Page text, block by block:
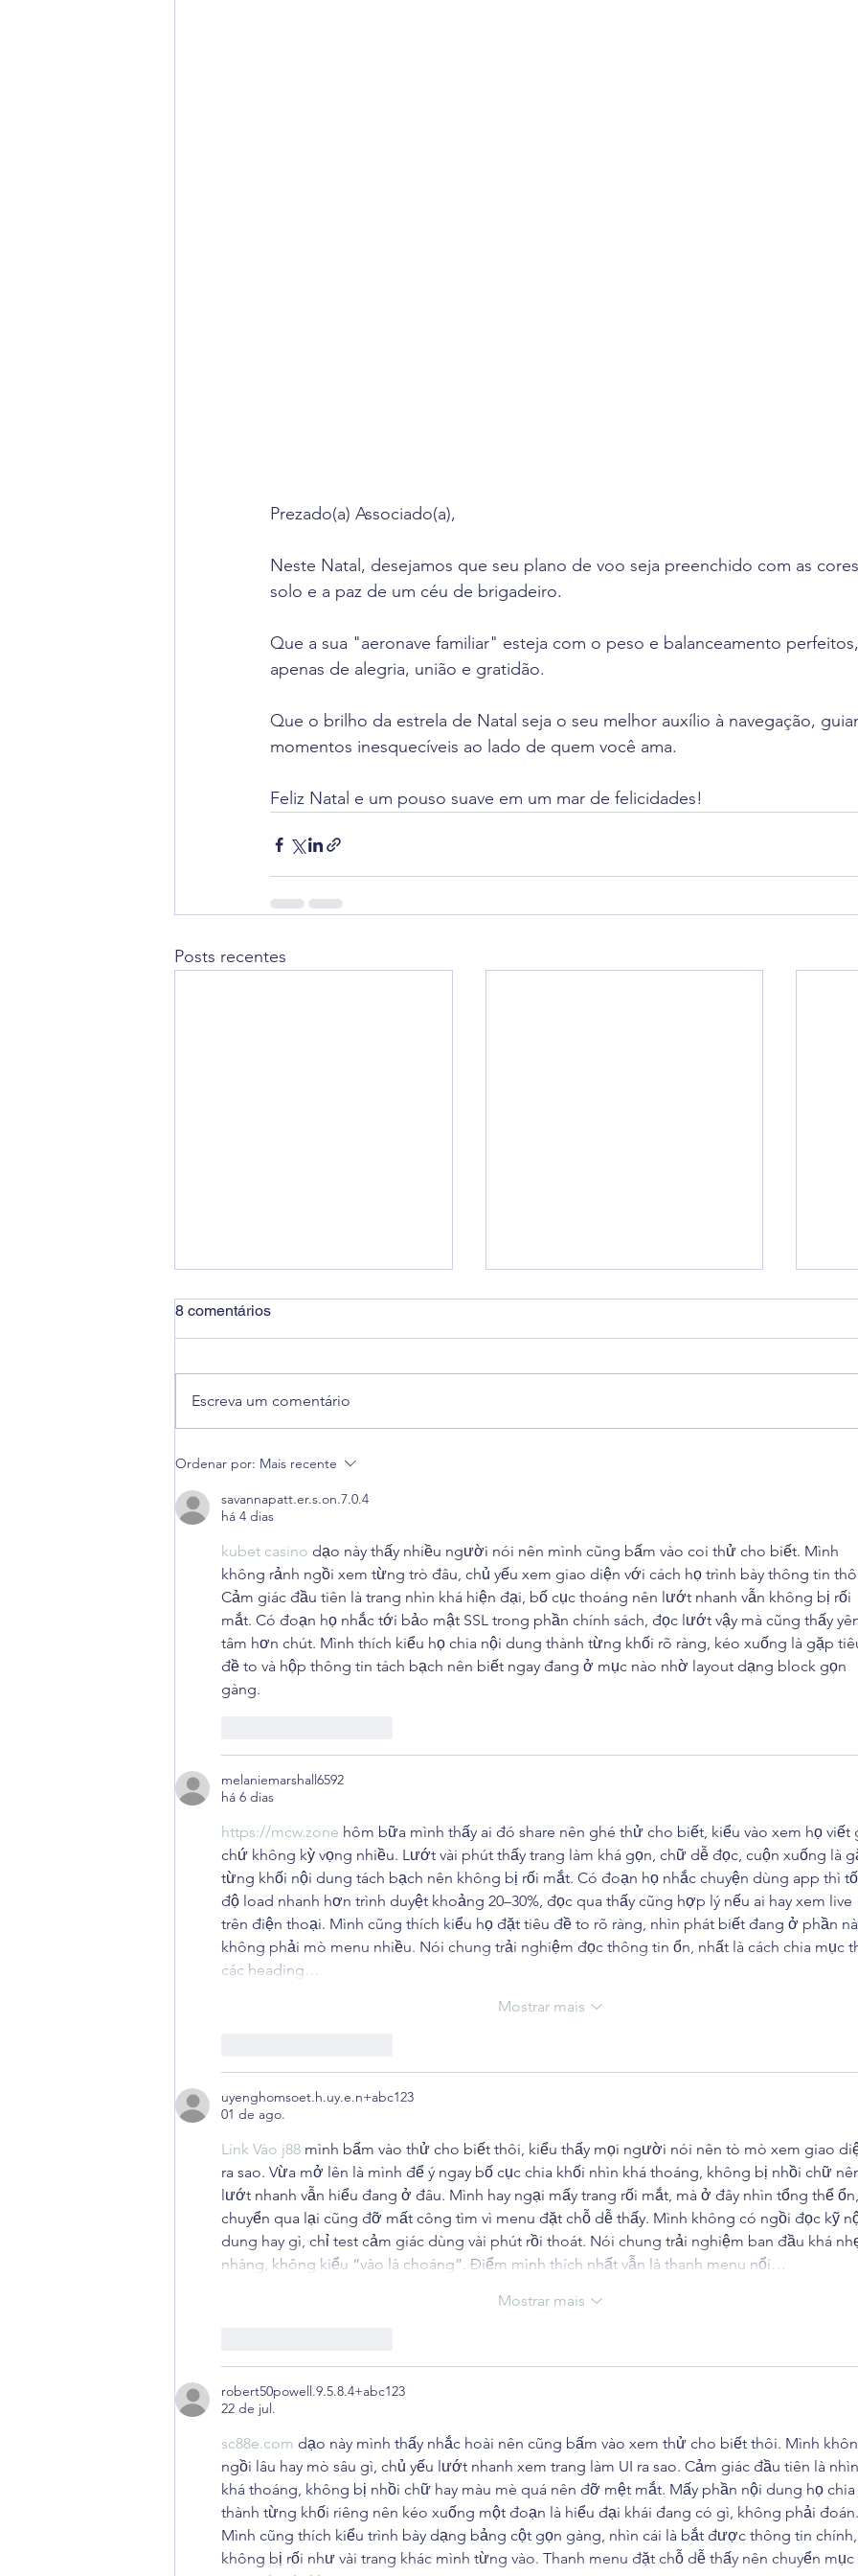
Prezado(a) Associado(a),
Neste Natal, desejamos que seu plano de voo seja preenchido com as
solo e a paz de um céu de brigadeiro.
Que a sua "aeronave familiar" esteja com o peso e balanceamento
apenas de alegria, união e gratidão.
Que o brilho da estrela de Natal seja o seu melhor auxílio à navegação,
momentos inesquecíveis ao lado de quem você ama.
Feliz Natal e um pouso suave em um mar de felicidades!
Posts recentes
ABRAPAC confirma presença
na LABACE 2026
8 comentários
Escreva um comentário
Ordenar por: Mais recente
savannapatt.er.s.on.7.0.4
há 4 dias
kubet casino dạo này thấy nhiều người nói nên mình cũng bấm vào coi thử cho biết. Mình
không rảnh ngồi xem từng trò đâu, chủ yếu xem giao diện với cách họ trình bày thông tin
Cảm giác đầu tiên là trang nhìn khá hiện đại, bố cục thoáng nên lướt nhanh vẫn không bị rối
mắt. Có đoạn họ nhắc tới bảo mật SSL trong phần chính sách, đọc lướt vậy mà cũng thấy
tâm hơn chút. Mình thích kiểu họ chia nội dung thành từng khối rõ ràng, kéo xuống là gặp
đề to và hộp thông tin tách bạch nên biết ngay đang ở mục nào nhờ layout dạng block gọn
gàng.
melaniemarshall6592
há 6 dias
https://mcw.zone hôm bữa mình thấy ai đó share nên ghé thử cho biết, kiểu vào xem họ viết
chứ không kỳ vọng nhiều. Lướt vài phút thấy trang làm khá gọn, chữ dễ đọc, cuộn xuống là
từng khối nội dung tách bạch nên không bị rối mắt. Có đoạn họ nhắc chuyện dùng app thì
độ load nhanh hơn trình duyệt khoảng 20–30%, đọc qua thấy cũng hợp lý nếu ai hay xem live
trên điện thoại. Mình cũng thích kiểu họ đặt tiêu đề to rõ ràng, nhìn phát biết đang ở phần
không phải mò menu nhiều. Nói chung trải nghiệm đọc thông tin ổn, nhất là cách chia mục
các heading…
Mostrar mais
uyenghomsoet.h.uy.e.n+abc123
01 de ago.
Link Vào j88 mình bấm vào thử cho biết thôi, kiểu thấy mọi người nói nên tò mò xem giao
ra sao. Vừa mở lên là mình để ý ngay bố cục chia khối nhìn khá thoáng, không bị nhồi chữ
lướt nhanh vẫn hiểu đang ở đâu. Mình hay ngại mấy trang rối mắt, mà ở đây nhìn tổng thể ổn,
chuyển qua lại cũng đỡ mất công tìm vì menu đặt chỗ dễ thấy. Mình không có ngồi đọc kỹ
dung hay gì, chỉ test cảm giác dùng vài phút rồi thoát. Nói chung trải nghiệm ban đầu khá
nhàng, không kiểu “vào là choáng”. Điểm mình thích nhất vẫn là thanh menu nổi…
Mostrar mais
robert50powell.9.5.8.4+abc123
22 de jul.
sc88e.com dạo này mình thấy nhắc hoài nên cũng bấm vào xem thử cho biết thôi. Mình
ngồi lâu hay mò sâu gì, chủ yếu lướt nhanh xem trang làm UI ra sao. Cảm giác đầu tiên là nhìn
khá thoáng, không bị nhồi chữ hay màu mè quá nên đỡ mệt mắt. Mấy phần nội dung họ chia
thành từng khối riêng nên kéo xuống một đoạn là hiểu đại khái đang có gì, không phải đoán.
Mình cũng thích kiểu trình bày dạng bảng cột gọn gàng, nhìn cái là bắt được thông tin chính,
không bị rối như vài trang khác mình từng vào. Thanh menu đặt chỗ dễ thấy nên chuyển mục